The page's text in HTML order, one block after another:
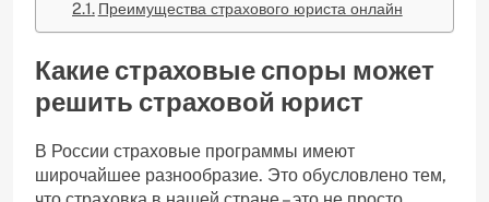
Преимущества страхового юриста онлайн
Какие страховые споры может
решить страховой юрист
В России страховые программы имеют
широчайшее разнообразие. Это обусловлено тем,